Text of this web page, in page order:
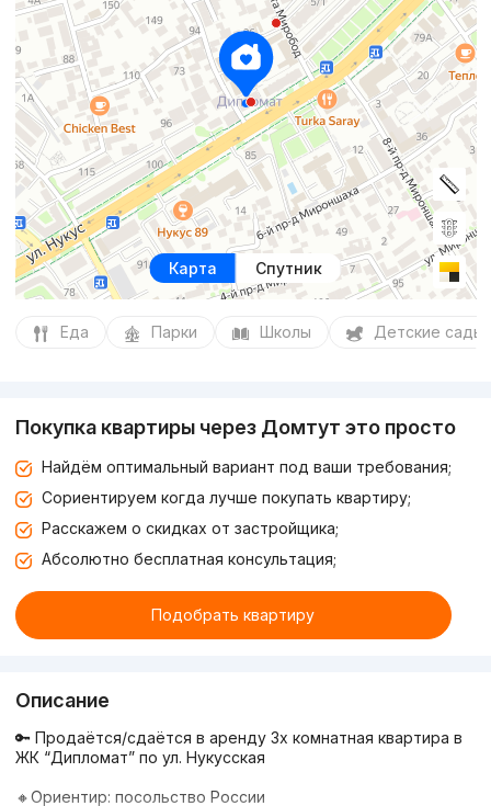
Карта Спутник
Еда Парки Школы Детские сады
Покупка квартиры через Домтут это просто
Найдём оптимальный вариант под ваши требования;
Сориентируем когда лучше покупать квартиру;
Расскажем о скидках от застройщика;
Абсолютно бесплатная консультация;
Подобрать квартиру
Описание
🔑 Продаётся/сдаётся в аренду 3х комнатная квартира в
ЖК “Дипломат” по ул. Нукусская
🔸Ориентир: посольство России